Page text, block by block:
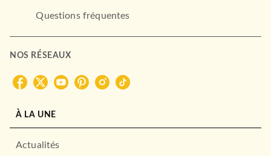
02/06/2021
L'inconnu de l'Elysée
13/02/2007
FAYARD
Questions fréquentes
NOS RÉSEAUX
À LA UNE
Actualités